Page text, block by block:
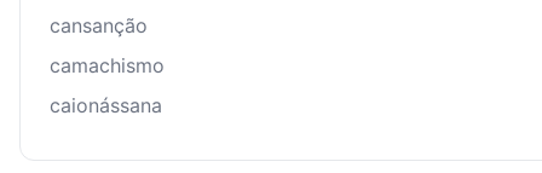
cansanção
camachismo
caionássana